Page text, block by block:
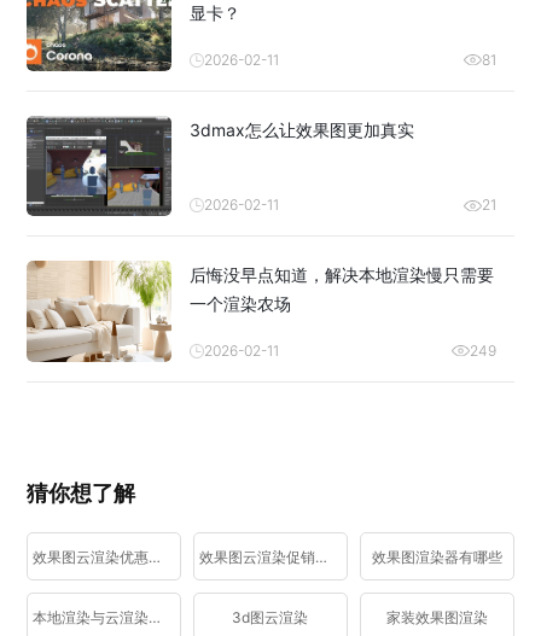
显卡？
2026-02-11 81
3dmax怎么让效果图更加真实
2026-02-11 21
后悔没早点知道，解决本地渲染慢只需要
一个渲染农场
2026-02-11 249
猜你想了解
效果图云渲染优惠活动 效果图云渲染促销活动 效果图渲染器有哪些
本地渲染与云渲染区别 3d图云渲染 家装效果图渲染